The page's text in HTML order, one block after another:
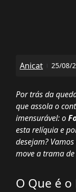
Anicat 25/08/
Por trás da
que assola o
imensurável: o
esta relíquia e
desejam?
move a trama de
O Que é